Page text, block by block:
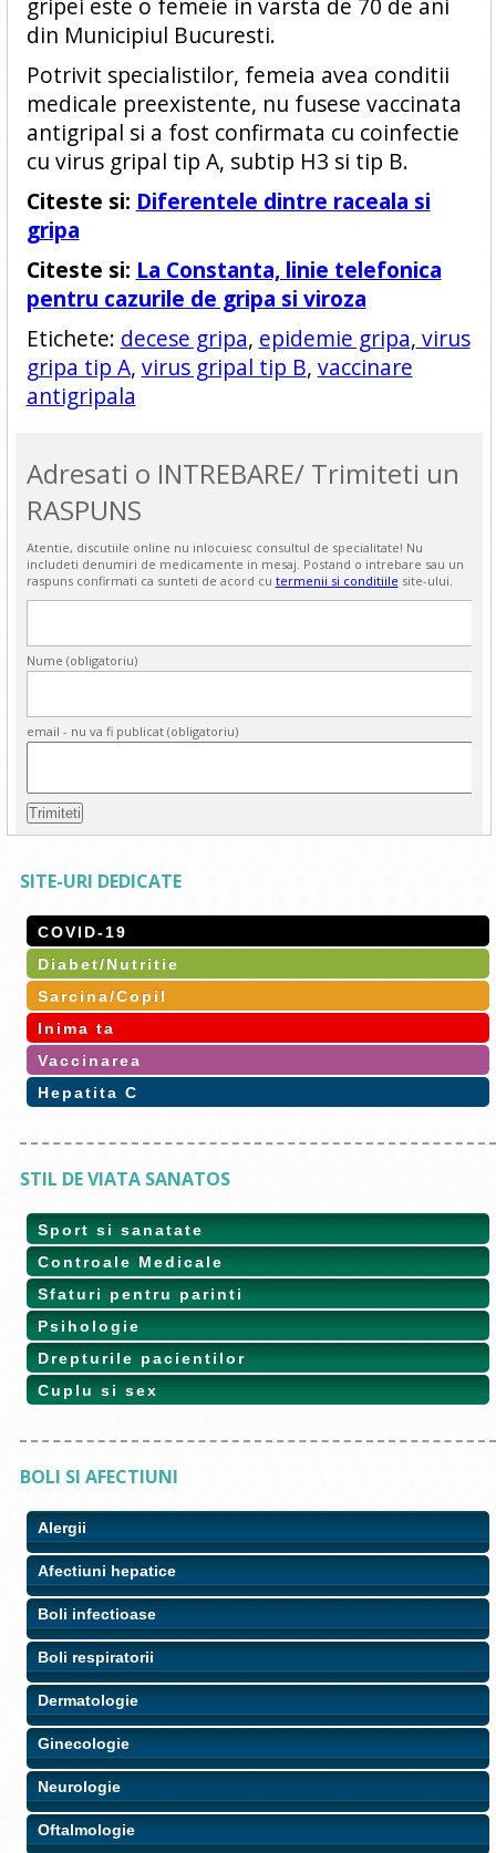
gripei este o femeie in varsta de 70 de ani
din Municipiul Bucuresti.
Potrivit specialistilor, femeia avea conditii
medicale preexistente, nu fusese vaccinata
antigripal si a fost confirmata cu coinfectie
cu virus gripal tip A, subtip H3 si tip B.
Citeste si: Diferentele dintre raceala si
gripa
Citeste si: La Constanta, linie telefonica
pentru cazurile de gripa si viroza
Etichete: decese gripa, epidemie gripa, virus
gripa tip A, virus gripal tip B, vaccinare
antigripala
Adresati o INTREBARE/ Trimiteti un
RASPUNS
Atentie, discutiile online nu inlocuiesc consultul de specialitate! Nu
includeti denumiri de medicamente in mesaj. Postand o intrebare sau un
raspuns confirmati ca sunteti de acord cu termenii si conditiile site-ului.
Nume (obligatoriu)
email - nu va fi publicat (obligatoriu)
SITE-URI DEDICATE
COVID-19
Diabet/Nutritie
Sarcina/Copil
Inima ta
Vaccinarea
Hepatita C
STIL DE VIATA SANATOS
Sport si sanatate
Controale Medicale
Sfaturi pentru parinti
Psihologie
Drepturile pacientilor
Cuplu si sex
BOLI SI AFECTIUNI
Alergii
Afectiuni hepatice
Boli infectioase
Boli respiratorii
Dermatologie
Ginecologie
Neurologie
Oftalmologie